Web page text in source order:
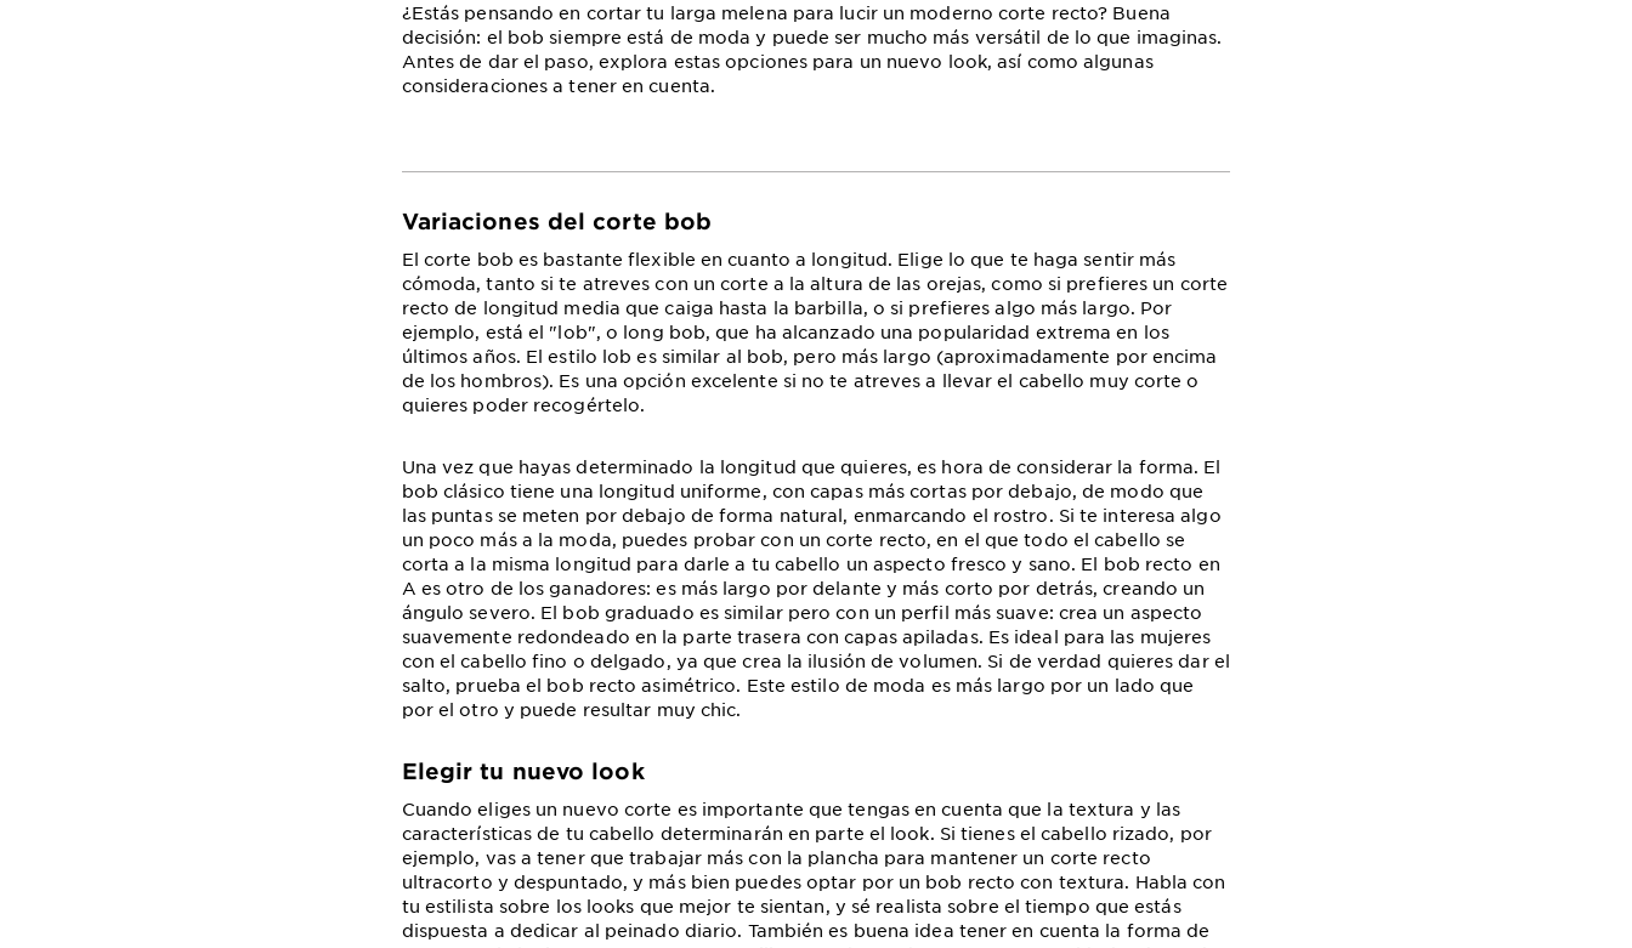
¿Estás pensando en cortar tu larga melena para lucir un moderno corte recto? Buena
decisión: el bob siempre está de moda y puede ser mucho más versátil de lo que imaginas.
Antes de dar el paso, explora estas opciones para un nuevo look, así como algunas
consideraciones a tener en cuenta.
Variaciones del corte bob
El corte bob es bastante flexible en cuanto a longitud. Elige lo que te haga sentir más
cómoda, tanto si te atreves con un corte a la altura de las orejas, como si prefieres un corte
recto de longitud media que caiga hasta la barbilla, o si prefieres algo más largo. Por
ejemplo, está el "lob", o long bob, que ha alcanzado una popularidad extrema en los
últimos años. El estilo lob es similar al bob, pero más largo (aproximadamente por encima
de los hombros). Es una opción excelente si no te atreves a llevar el cabello muy corte o
quieres poder recogértelo.
Una vez que hayas determinado la longitud que quieres, es hora de considerar la forma. El
bob clásico tiene una longitud uniforme, con capas más cortas por debajo, de modo que
las puntas se meten por debajo de forma natural, enmarcando el rostro. Si te interesa algo
un poco más a la moda, puedes probar con un corte recto, en el que todo el cabello se
corta a la misma longitud para darle a tu cabello un aspecto fresco y sano. El bob recto en
A es otro de los ganadores: es más largo por delante y más corto por detrás, creando un
ángulo severo. El bob graduado es similar pero con un perfil más suave: crea un aspecto
suavemente redondeado en la parte trasera con capas apiladas. Es ideal para las mujeres
con el cabello fino o delgado, ya que crea la ilusión de volumen. Si de verdad quieres dar el
salto, prueba el bob recto asimétrico. Este estilo de moda es más largo por un lado que
por el otro y puede resultar muy chic.
Elegir tu nuevo look
Cuando eliges un nuevo corte es importante que tengas en cuenta que la textura y las
características de tu cabello determinarán en parte el look. Si tienes el cabello rizado, por
ejemplo, vas a tener que trabajar más con la plancha para mantener un corte recto
ultracorto y despuntado, y más bien puedes optar por un bob recto con textura. Habla con
tu estilista sobre los looks que mejor te sientan, y sé realista sobre el tiempo que estás
dispuesta a dedicar al peinado diario. También es buena idea tener en cuenta la forma de